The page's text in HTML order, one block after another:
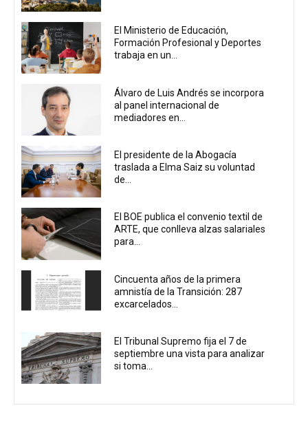
El Ministerio de Educación,
Formación Profesional y Deportes
trabaja en un...
Álvaro de Luis Andrés se incorpora
al panel internacional de
mediadores en...
El presidente de la Abogacía
traslada a Elma Saiz su voluntad
de...
El BOE publica el convenio textil de
ARTE, que conlleva alzas salariales
para...
Cincuenta años de la primera
amnistía de la Transición: 287
excarcelados...
El Tribunal Supremo fija el 7 de
septiembre una vista para analizar
si toma...